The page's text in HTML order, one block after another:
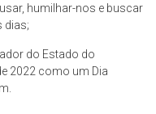
humilhar-nos e buscar
dias;
do Estado do
2022 como um Dia